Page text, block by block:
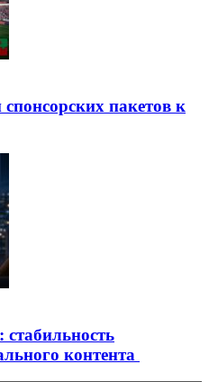
пакетов к
контента